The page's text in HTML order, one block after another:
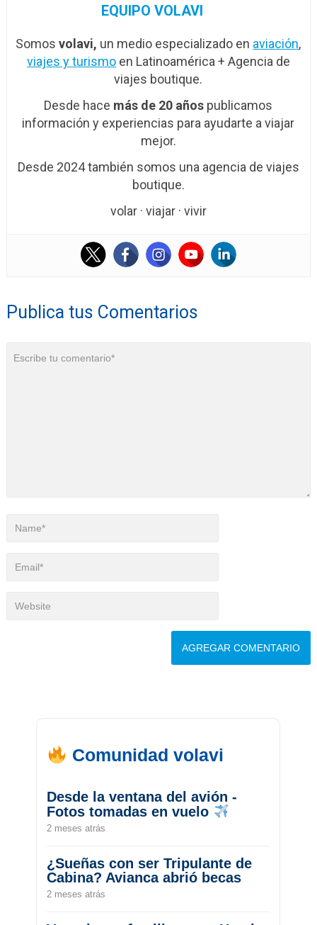
EQUIPO VOLAVI
Somosvolavi, un medio especializado en aviación,
viajes y turismoen Latinoamérica + Agencia de
viajes boutique.
Desde hace más de 20 años publicamos
información y experiencias para ayudarte a viajar
mejor.
Desde 2024 también somos una agencia de viajes
boutique.
volar · viajar · vivir
Publica tus Comentarios
Comunidad volavi
Desde la ventana del avión -
Fotos tomadas en vuelo
2 meses atrás
¿Sueñas con ser Tripulante de
Cabina? Avianca abrió becas
2 meses atrás